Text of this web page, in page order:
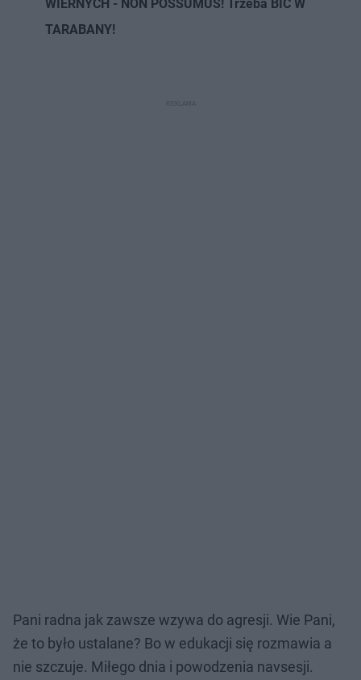
WIERNYCH - NON POSSUMUS! Trzeba BIĆ W
TARABANY!
Pani radna jak zawsze wzywa do agresji. Wie Pani,
że to było ustalane? Bo w edukacji się rozmawia a
nie szczuje. Miłego dnia i powodzenia navsesji.